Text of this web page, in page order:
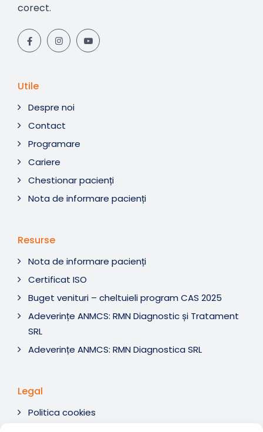
corect.
Utile
Despre noi
Contact
Programare
Cariere
Chestionar pacienți
Nota de informare pacienți
Resurse
Nota de informare pacienți
Certificat ISO
Buget venituri – cheltuieli program CAS 2025
Adeverințe ANMCS: RMN Diagnostic și Tratament
SRL
Adeverințe ANMCS: RMN Diagnostica SRL
Legal
Politica cookies